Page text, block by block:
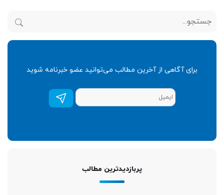
برای آگاهی از آخرین مطالب می‌توانید عضو خبرنامه شوید
عضویت
در
خبرنامه*
پربازدیدترین مطالب